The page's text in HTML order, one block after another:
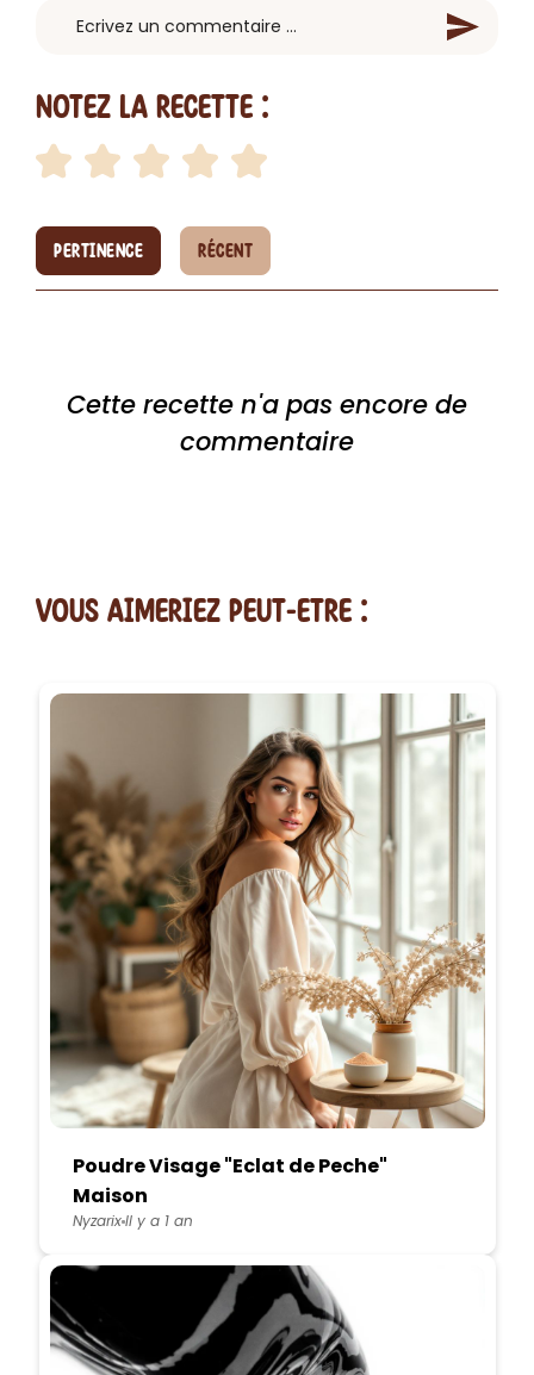
Notez la recette :
PERTINENCE RÉCENT
Cette recette n'a pas encore de
commentaire
vous AIMERiEZ PEUT-ETRE :
Poudre Visage "Eclat de Peche"
Maison
NyzarixIl y a 1 an